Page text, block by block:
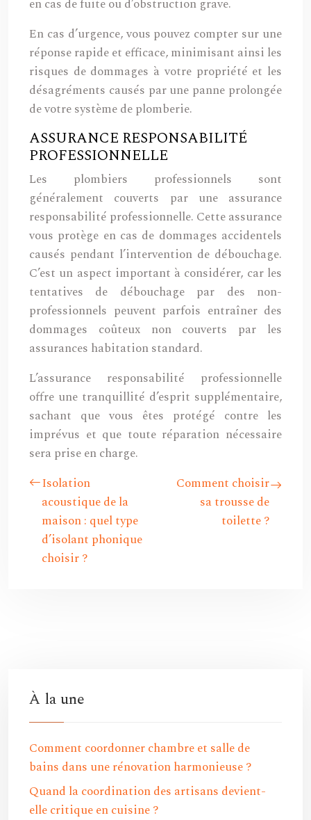
en cas de fuite ou d’obstruction grave.
En cas d’urgence, vous pouvez compter sur une
réponse rapide et efficace, minimisant ainsi les
risques de dommages à votre propriété et les
désagréments causés par une panne prolongée
de votre système de plomberie.
ASSURANCE RESPONSABILITÉ
PROFESSIONNELLE
Les plombiers professionnels sont
généralement couverts par une assurance
responsabilité professionnelle. Cette assurance
vous protège en cas de dommages accidentels
causés pendant l’intervention de débouchage.
C’est un aspect important à considérer, car les
tentatives de débouchage par des non-
professionnels peuvent parfois entraîner des
dommages coûteux non couverts par les
assurances habitation standard.
L’assurance responsabilité professionnelle
offre une tranquillité d’esprit supplémentaire,
sachant que vous êtes protégé contre les
imprévus et que toute réparation nécessaire
sera prise en charge.
Isolation
acoustique de la
maison : quel type
d’isolant phonique
choisir ?
Comment choisir
sa trousse de
toilette ?
À la une
Comment coordonner chambre et salle de
bains dans une rénovation harmonieuse ?
Quand la coordination des artisans devient-
elle critique en cuisine ?